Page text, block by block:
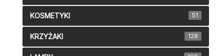
KOSMETYKI 51
KRZYŻAKI 128